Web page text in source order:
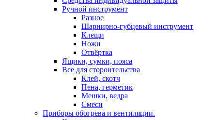
Ручной инструмент
Разное
Шарнирно-губцевый инструмент
Клещи
Ножи
Отвёртка
Ящики, сумки, пояса
Все для стороительства
Клей, скотч
Пена, герметик
Мешки, ведра
Смеси
Приборы обогрева и вентиляции.